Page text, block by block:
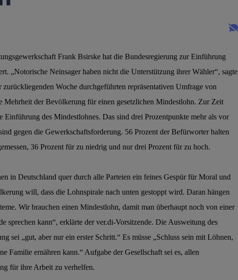
Frank Bsirske hat die Bundesregierung zur Einführung
„Notorische Neinsager haben nicht die Unterstützung ihrer Wähler“, sagte
zurückliegenden Woche durchgeführten repräsentativen Umfrage von
Mehrheit der Bevölkerung für einen gesetzlichen Mindestlohn. Zur Zeit
Einführung des Mindestlohnes. Das sind drei Prozentpunkte mehr als vor
gegen die Gewerkschaftsforderung. 56 Prozent der Befürworter halten
36 Prozent für zu niedrig und nur drei Prozent für zu hoch.
in Deutschland quer durch alle Parteien ein feines Gespür für Moral und
will, dass die Lohnspirale nach unten gestoppt wird. Daran hängen
Wir brauchen einen Mindestlohn, damit man überhaupt noch von einer
sprechen kann“, erklärte der ver.di-Vorsitzende. Die Ausweitung des
sei „gut, aber nur ein erster Schritt.“ Es müsse „Schluss sein mit Löhnen,
Familie ernähren kann.“ Aufgabe der Gesellschaft sei es, allen
für ihre Arbeit zu verhelfen.